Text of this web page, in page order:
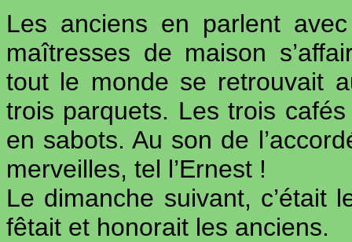
Les anciens en parlent
maîtresses de maison
tout le monde se retrouvait
trois parquets. Les trois
en sabots. Au son de
merveilles, tel l’Ernest !
Le dimanche suivant, c’était
fêtait et honorait les anciens.